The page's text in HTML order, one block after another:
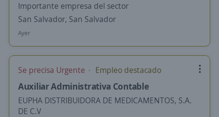
Importante empresa del sector
San Salvador, San Salvador
Ayer
Se precisa Urgente Empleo destacado
Auxiliar Administrativa Contable
EUPHA DISTRIBUIDORA DE MEDICAMENTOS, S.A.
DE C.V